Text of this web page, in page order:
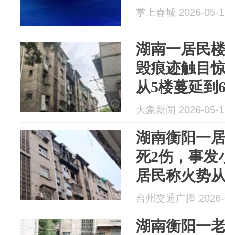
掌上春城 2026-05-
湖南一居民
毁痕迹触目
从5楼蔓延到
其中一个孩
大象新闻 2026-05-
湖南衡阳一
死2伤，事发
居民称火势
楼的人受伤
台州交通广播
湖南衡阳一